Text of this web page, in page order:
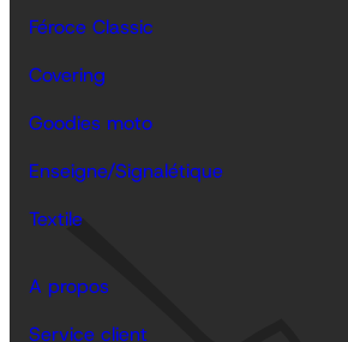
Féroce Classic
Covering
Goodies moto
Enseigne/Signalétique
Textile
A propos
Service client